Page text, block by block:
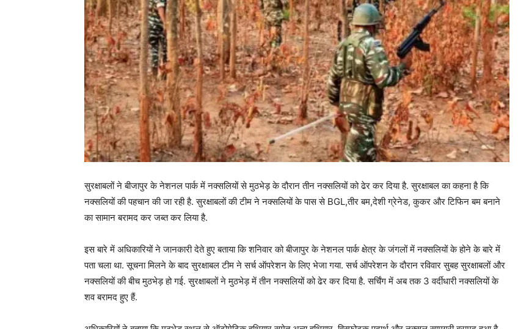
सुरक्षाबलों ने बीजापुर के नेशनल पार्क में नक्सलियों से मुठभेड़ के दौरान तीन नक्सलियों को ढेर कर दिया है. सुरक्षाबल का कहना है कि
नक्सलियों की पहचान की जा रही है. सुरक्षाबलों की टीम ने नक्सलियों के पास से BGL,तीर बम,देशी ग्रेनेड, कुकर और टिफिन बम बनाने
का सामान बरामद कर जब्त कर लिया है.
इस बारे में अधिकारियों ने जानकारी देते हुए बताया कि शनिवार को बीजापुर के नेशनल पार्क क्षेत्र के जंगलों में नक्सलियों के होने के बारे में
पता चला था. सूचना मिलने के बाद सुरक्षाबल टीम ने सर्च ऑपरेशन के लिए भेजा गया. सर्च ऑपरेशन के दौरान रविवार सुबह सुरक्षाबलों और
नक्सलियों की बीच मुठभेड़ हो गई. सुरक्षाबलों ने मुठभेड़ में तीन नक्सलियों को ढेर कर दिया है. सर्चिंग में अब तक 3 वर्दीधारी नक्सलियों के
शव बरामद हुए हैं.